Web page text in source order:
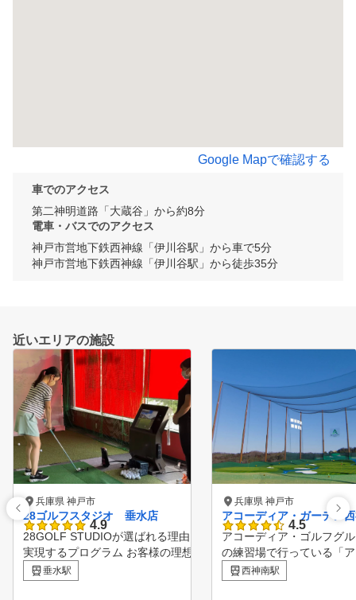
Google Mapで確認する
車でのアクセス
第二神明道路「大蔵谷」から約8分
電車・バスでのアクセス
神戸市営地下鉄西神線「伊川谷駅」から車で5分
神戸市営地下鉄西神線「伊川谷駅」から徒歩35分
近いエリアの施設
兵庫県 神戸市
28ゴルフスタジオ 垂水店
4.9
28GOLF STUDIOが選ばれる理由 Point.01 理想の姿を
実現するプログラム お客様の理想の姿を実現するため
のレッスンプログラムを計画します。スイング徹底コ
ース、飛距離アップコース、スコアアップコースなど
垂水駅
兵庫県 神戸市
アコーディア・ガーデン
4.5
アコーディア・ゴルフグ
の練習場で行っている「
ディア・ゴルフ・アカデ
を開催しています。 レベル別
西神南駅